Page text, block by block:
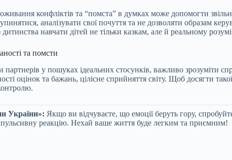
конфліктів та “помста” в думках може допомогти
аналізувати свої почуття та не дозволяти образам
навчати дітей не тільки казкам, але й реальному
та помсти
у пошуках ідеальних стосунків, важливо зрозуміти
оцінок та бажань, цілісне сприйняття світу. Щоб досягти
України»: Якщо ви відчуваєте, що емоції беруть гору,
реакцію. Нехай ваше життя буде легким та приємним!